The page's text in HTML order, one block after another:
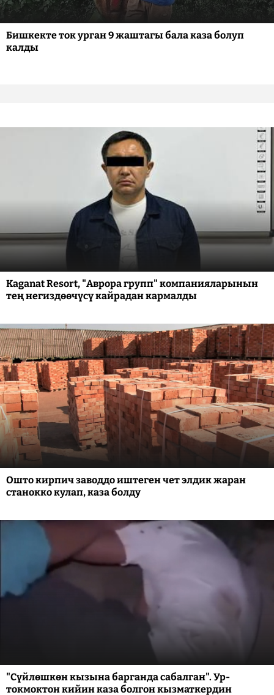
Бишкекте ток урган 9 жаштагы бала каза болуп
калды
Kaganat Resort, "Аврора групп" компанияларынын
тең негиздөөчүсү кайрадан кармалды
Ошто кирпич заводдо иштеген чет элдик жаран
станокко кулап, каза болду
"Сүйлөшкөн кызына барганда сабалган". Ур-
токмоктон кийин каза болгон кызматкердин